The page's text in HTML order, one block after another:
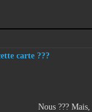
carte ???
Nous ???